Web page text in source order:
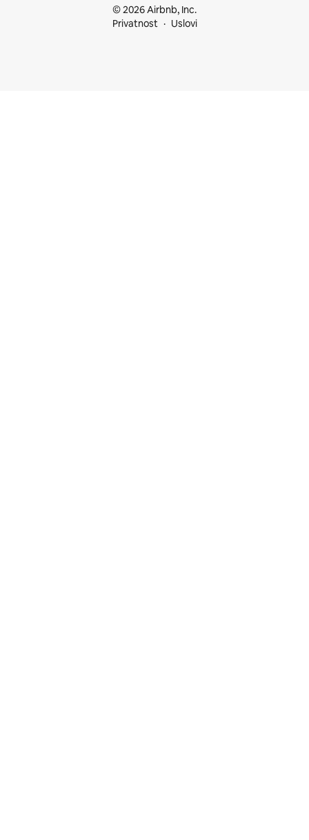
© 2026 Airbnb, Inc.
Privatnost
Uslovi